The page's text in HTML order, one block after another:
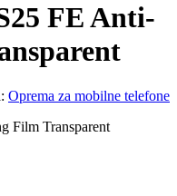
FE Anti-
Oprema za mobilne telefone
Film Transparent